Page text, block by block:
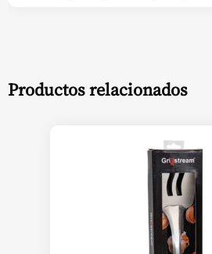
Productos relacionados